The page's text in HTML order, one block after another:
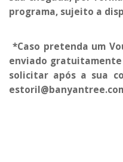
programa, sujeito a
*Caso pretenda um
enviado
solicitar após a sua